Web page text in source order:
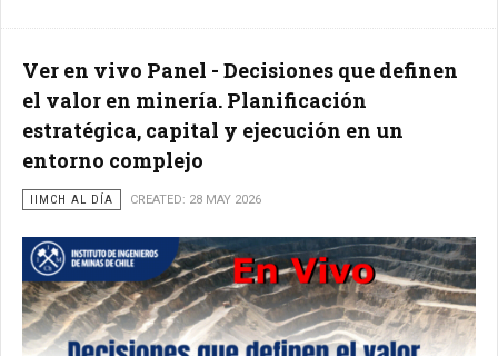
Ver en vivo Panel - Decisiones que definen
el valor en minería. Planificación
estratégica, capital y ejecución en un
entorno complejo
IIMCH AL DÍA CREATED: 28 MAY 2026